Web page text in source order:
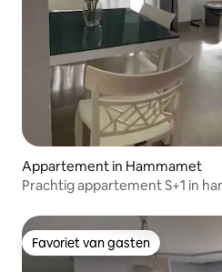
Appartement in Hammamet
Prachtig appartement S+1 in
Favoriet van gasten
Favoriet van gasten